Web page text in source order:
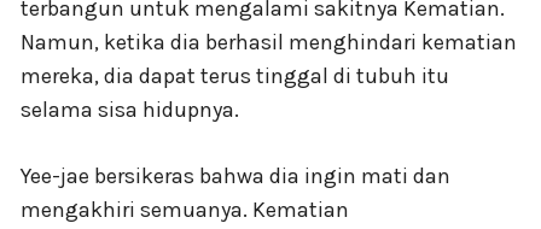
terbangun untuk mengalami sakitnya Kematian.
Namun, ketika dia berhasil menghindari kematian
mereka, dia dapat terus tinggal di tubuh itu
selama sisa hidupnya.
Yee-jae bersikeras bahwa dia ingin mati dan
mengakhiri semuanya. Kematian